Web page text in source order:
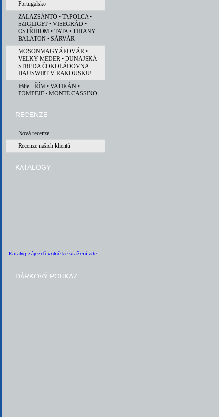
Portugalsko
ZALAZSÁNTÓ • TAPOLCA •
SZIGLIGET • VISEGRÁD •
OSTŘIHOM • TATA • TIHANY
BALATON • SÁRVÁR
MOSONMAGYÁROVÁR •
VELKÝ MEDER • DUNAJSKÁ
STREDA ČOKOLÁDOVNA
HAUSWIRT V RAKOUSKU!
Itálie - ŘÍM • VATIKÁN •
POMPEJE • MONTE CASSINO
RECENZE
Nová recenze
Recenze našich klientů
KATALOGY
Katalog zájezdů volně ke stažení zde.
DÁRKOVÝ POUKAZ